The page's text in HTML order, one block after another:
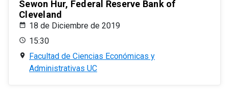
Sewon Hur, Federal Reserve Bank of
Cleveland
18 de Diciembre de 2019
15:30
Facultad de Ciencias Económicas y
Administrativas UC